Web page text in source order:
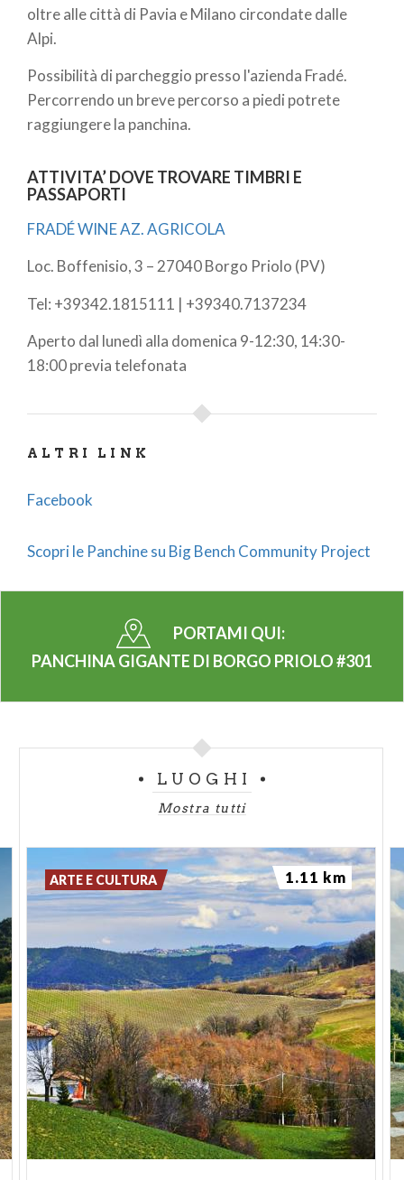
oltre alle città di Pavia e Milano circondate dalle
Alpi.
Possibilità di parcheggio presso l'azienda Fradé.
Percorrendo un breve percorso a piedi potrete
raggiungere la panchina.
ATTIVITA’ DOVE TROVARE TIMBRI E
PASSAPORTI
FRADÉ WINE AZ. AGRICOLA
Loc. Boffenisio, 3 – 27040 Borgo Priolo (PV)
Tel: +39342.1815111 | +39340.7137234
Aperto dal lunedì alla domenica 9-12:30, 14:30-
18:00 previa telefonata
ALTRI LINK
Facebook
Scopri le Panchine su Big Bench Community Project
PORTAMI QUI:
PANCHINA GIGANTE DI BORGO PRIOLO #301
LUOGHI
Mostra tutti
ARTE E CULTURA 1.11 km